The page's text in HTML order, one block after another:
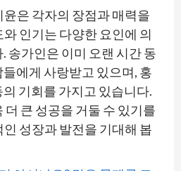
은 각자의 장점과 매력을
인기는 다양한 요인에 의
송가인은 이미 오랜 시간 동
에게 사랑받고 있으며, 홍
기회를 가지고 있습니다.
더 큰 성공을 거둘 수 있기를
성장과 발전을 기대해 봅